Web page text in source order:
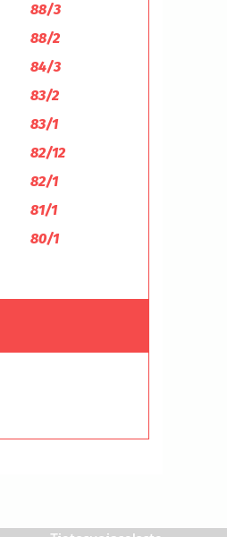
88/3
88/2
84/3
83/2
83/1
82/12
82/1
81/1
80/1